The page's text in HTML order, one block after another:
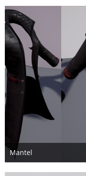
Mantel
12. April 2017